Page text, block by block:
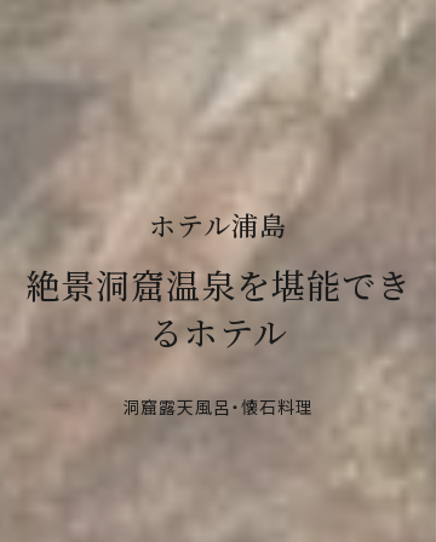
ホテル浦島
絶景洞窟温泉を堪能でき
るホテル
洞窟露天風呂・懐石料理